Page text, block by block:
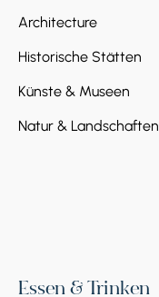
Architecture
Historische Stätten
Künste & Museen
Natur & Landschaften
Essen & Trinken